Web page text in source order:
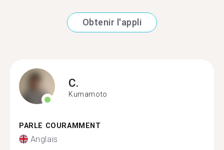
Obtenir l'appli
C.
Kumamoto
PARLE COURAMMENT
Anglais